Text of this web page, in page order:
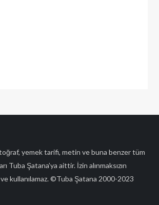
yemek tarifi, metin ve buna benzer tüm
Tuba Şatana’ya aittir. İzin alınmaksızın
kullanılamaz. ©Tuba Şatana 2000-2023